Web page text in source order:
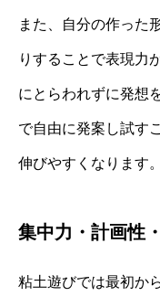
また、自分の作った
りすることで表現力
にとらわれずに発想
で自由に発案し試す
伸びやすくなります。
集中力・計画性
粘土遊びでは最初か